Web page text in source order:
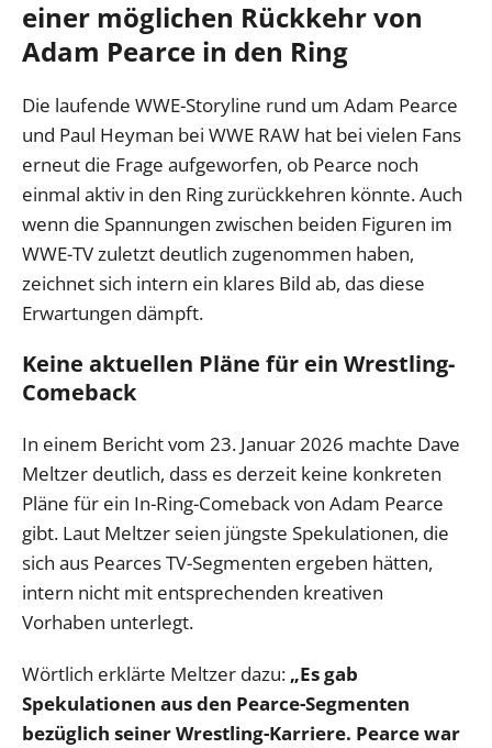
einer möglichen Rückkehr von
Adam Pearce in den Ring
Die laufende WWE-Storyline rund um Adam Pearce
und Paul Heyman bei WWE RAW hat bei vielen Fans
erneut die Frage aufgeworfen, ob Pearce noch
einmal aktiv in den Ring zurückkehren könnte. Auch
wenn die Spannungen zwischen beiden Figuren im
WWE-TV zuletzt deutlich zugenommen haben,
zeichnet sich intern ein klares Bild ab, das diese
Erwartungen dämpft.
Keine aktuellen Pläne für ein Wrestling-
Comeback
In einem Bericht vom 23. Januar 2026 machte Dave
Meltzer deutlich, dass es derzeit keine konkreten
Pläne für ein In-Ring-Comeback von Adam Pearce
gibt. Laut Meltzer seien jüngste Spekulationen, die
sich aus Pearces TV-Segmenten ergeben hätten,
intern nicht mit entsprechenden kreativen
Vorhaben unterlegt.
Wörtlich erklärte Meltzer dazu: „Es gab
Spekulationen aus den Pearce-Segmenten
bezüglich seiner Wrestling-Karriere. Pearce war